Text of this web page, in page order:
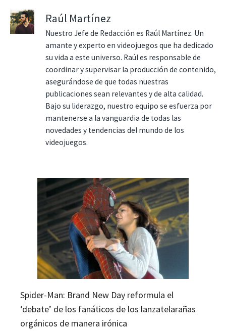
Raúl Martínez
Nuestro Jefe de Redacción es Raúl Martínez. Un
amante y experto en videojuegos que ha dedicado
su vida a este universo. Raúl es responsable de
coordinar y supervisar la producción de contenido,
asegurándose de que todas nuestras
publicaciones sean relevantes y de alta calidad.
Bajo su liderazgo, nuestro equipo se esfuerza por
mantenerse a la vanguardia de todas las
novedades y tendencias del mundo de los
videojuegos.
Spider-Man: Brand New Day reformula el
‘debate’ de los fanáticos de los lanzatelarañas
orgánicos de manera irónica